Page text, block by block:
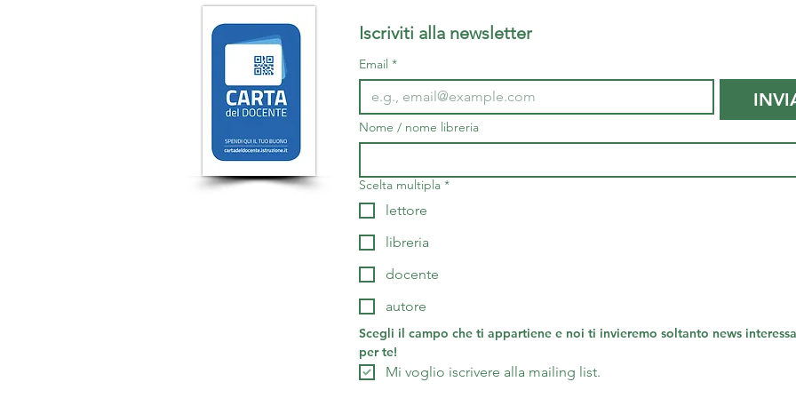
Iscriviti alla newsletter
Email *
Nome / nome libreria
Scelta multipla *
lettore
libreria
docente
autore
Scegli il campo che ti appartiene e noi ti invieremo soltanto news
per te!
Mi voglio iscrivere alla mailing list.